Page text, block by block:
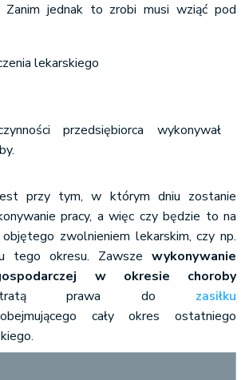
Zanim jednak to zrobi musi wziąć pod
lekarskiego
przedsiębiorca wykonywał
przy tym, w którym dniu zostanie
pracy, a więc czy będzie to na
zwolnieniem lekarskim, czy np.
tego okresu. Zawsze wykonywanie
w okresie choroby
utratą prawa do zasiłku
cały okres ostatniego